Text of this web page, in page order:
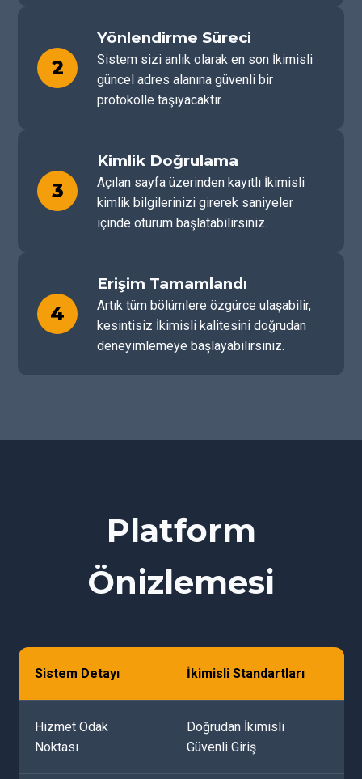
2
Yönlendirme Süreci
Sistem sizi anlık olarak en son İkimisli
güncel adres alanına güvenli bir
protokolle taşıyacaktır.
3
Kimlik Doğrulama
Açılan sayfa üzerinden kayıtlı İkimisli
kimlik bilgilerinizi girerek saniyeler
içinde oturum başlatabilirsiniz.
4
Erişim Tamamlandı
Artık tüm bölümlere özgürce ulaşabilir,
kesintisiz İkimisli kalitesini doğrudan
deneyimlemeye başlayabilirsiniz.
Platform
Önizlemesi
Sistem Detayı İkimisli Standartları
Hizmet Odak
Noktası
Doğrudan İkimisli
Güvenli Giriş